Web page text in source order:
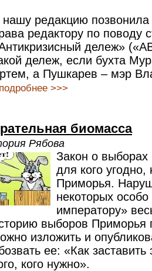
редакцию позвонила
редактору по поводу
дележ»
дележ, если бухта
а Пушкарев – мэр
подробнее >>>
биомасса
Рябова
Закон о выборах
для кого
Приморья.
некоторых
императору»
выборов Приморья
изложить и
ее: «Как заставить
кого нужно».